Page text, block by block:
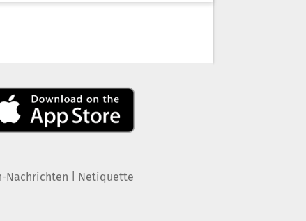
Nachrichten Netiquette